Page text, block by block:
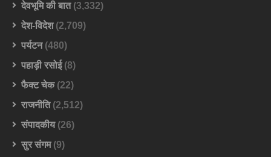
देवभूमि की बात(3,332)
देश-विदेश(2,709)
पर्यटन(480)
पहाड़ी रसोई(8)
फैक्ट चेक(22)
राजनीति(2,512)
संपादकीय(26)
सुर संगम(9)